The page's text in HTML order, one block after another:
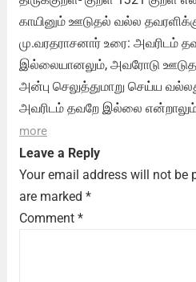
காயினும் ஊடுதல் வல்ல
மு.வரதராசனார் உரை: அவரிடம்
இல்லையானலும், அவரோடு
அன்பு செலுத்துமாறு செய்ய
அவரிடம் தவறே இல்லை
more
Leave a Reply
Your email address will not be
are marked *
Comment *